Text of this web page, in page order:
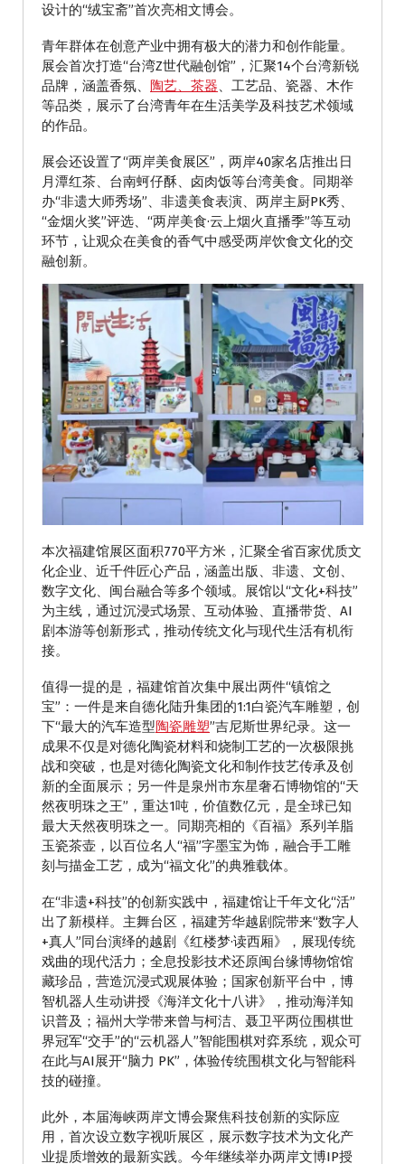
设计的“绒宝斋”首次亮相文博会。
青年群体在创意产业中拥有极大的潜力和创作能量。
展会首次打造“台湾Z世代融创馆”，汇聚14个台湾新锐
品牌，涵盖香氛、
陶艺、茶器、工艺品、瓷器、木作
等品类，展示了台湾青年在生活美学及科技艺术领域
的作品。
展会还设置了“两岸美食展区”，两岸40家名店推出日
月潭红茶、台南蚵仔酥、卤肉饭等台湾美食。同期举
办“非遗大师秀场”、非遗美食表演、两岸主厨PK秀、
“金烟火奖”评选、“两岸美食·云上烟火直播季”等互动
环节，让观众在美食的香气中感受两岸饮食文化的交
融创新。
本次福建馆展区面积770平方米，汇聚全省百家优质文
化企业、近千件匠心产品，涵盖出版、非遗、文创、
数字文化、闽台融合等多个领域。展馆以“文化+科技”
为主线，通过沉浸式场景、互动体验、直播带货、AI
剧本游等创新形式，推动传统文化与现代生活有机衔
接。
值得一提的是，福建馆首次集中展出两件“镇馆之
宝”：一件是来自德化陆升集团的1:1白瓷汽车雕塑，创
下“最大的汽车造型陶瓷雕塑”吉尼斯世界纪录。这一
成果不仅是对德化陶瓷材料和烧制工艺的一次极限挑
战和突破，也是对德化陶瓷文化和制作技艺传承及创
新的全面展示；另一件是泉州市东星奢石博物馆的“天
然夜明珠之王”，重达1吨，价值数亿元，是全球已知
最大天然夜明珠之一。同期亮相的《百福》系列羊脂
玉瓷茶壶，以百位名人“福”字墨宝为饰，融合手工雕
刻与描金工艺，成为“福文化”的典雅载体。
在“非遗+科技”的创新实践中，福建馆让千年文化“活”
出了新模样。主舞台区，福建芳华越剧院带来“数字人
+真人”同台演绎的越剧《红楼梦·读西厢》，展现传统
戏曲的现代活力；全息投影技术还原闽台缘博物馆馆
藏珍品，营造沉浸式观展体验；国家创新平台中，博
智机器人生动讲授《海洋文化十八讲》，推动海洋知
识普及；福州大学带来曾与柯洁、聂卫平两位围棋世
界冠军“交手”的“云机器人”智能围棋对弈系统，观众可
在此与AI展开“脑力 PK”，体验传统围棋文化与智能科
技的碰撞。
此外，本届海峡两岸文博会聚焦科技创新的实际应
用，首次设立数字视听展区，展示数字技术为文化产
业提质增效的最新实践。今年继续举办两岸文博IP授